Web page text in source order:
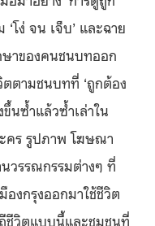
โง่ จน เจ็บ’ และฉาย
าของคนชนบทออก
ตามชนบทที่ ‘ถูกต้อง
นซ้ำแล้วซ้ำเล่าใน
คร รูปภาพ โฆษณา
วรรณกรรมต่างๆ ที่
งกรุงออกมาใช้ชีวิต
ชีวิตแบบนี้และชุมชนที่